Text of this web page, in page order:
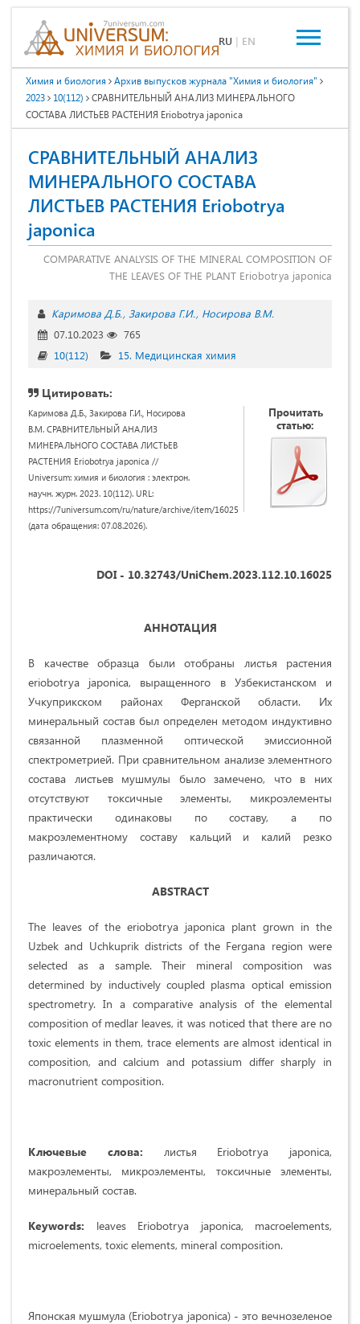
RU | EN
Химия и биология
Архив выпусков журнала "Химия и биология"
2023
10(112)
СРАВНИТЕЛЬНЫЙ АНАЛИЗ МИНЕРАЛЬНОГО
СОСТАВА ЛИСТЬЕВ РАСТЕНИЯ Eriobotrya japonica
СРАВНИТЕЛЬНЫЙ АНАЛИЗ
МИНЕРАЛЬНОГО СОСТАВА
ЛИСТЬЕВ РАСТЕНИЯ Eriobotrya
japonica
COMPARATIVE ANALYSIS OF THE MINERAL COMPOSITION OF
THE LEAVES OF THE PLANT Eriobotrya japonica
Каримова Д.Б. Закирова Г.И. Носирова В.М.
07.10.2023
765
10(112)
15. Медицинская химия
Цитировать:
Каримова Д.Б., Закирова Г.И., Носирова
В.М. СРАВНИТЕЛЬНЫЙ АНАЛИЗ
МИНЕРАЛЬНОГО СОСТАВА ЛИСТЬЕВ
РАСТЕНИЯ Eriobotrya japonica //
Universum: химия и биология : электрон.
научн. журн. 2023. 10(112). URL:
https://7universum.com/ru/nature/archive/item/16025
(дата обращения: 07.08.2026).
Прочитать
статью:
DOI - 10.32743/UniChem.2023.112.10.16025
АННОТАЦИЯ
В качестве образца были отобраны листья растения
eriobotrya japonica, выращенного в Узбекистанском и
Учкуприкском районах Ферганской области. Их
минеральный состав был определен методом индуктивно
связанной плазменной оптической эмиссионной
спектрометрией. При сравнительном анализе элементного
состава листьев мушмулы было замечено, что в них
отсутствуют токсичные элементы, микроэлементы
практически одинаковы по составу, а по
макроэлементному составу кальций и калий резко
различаются.
ABSTRACT
The leaves of the eriobotrya japonica plant grown in the
Uzbek and Uchkuprik districts of the Fergana region were
selected as a sample. Their mineral composition was
determined by inductively coupled plasma optical emission
spectrometry. In a comparative analysis of the elemental
composition of medlar leaves, it was noticed that there are no
toxic elements in them, trace elements are almost identical in
composition, and calcium and potassium differ sharply in
macronutrient composition.
Ключевые слова: листья Eriobotrya japonica,
макроэлементы, микроэлементы, токсичные элементы,
минеральный состав.
Keywords: leaves Eriobotrya japonica, macroelements,
microelements, toxic elements, mineral composition.
Японская мушмула (Eriobotrya japonica) - это вечнозеленое